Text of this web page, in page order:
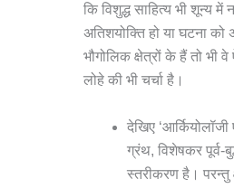
कि विशुद्ध साहित्य भी शून्य
अतिशयोक्ति हो या घटना
भौगोलिक क्षेत्रों के हैं तो
लोहे की भी चर्चा है।
देखिए
ग्रंथ, विशेषकर पूर्व-
स्तरीकरण है। परन्तु